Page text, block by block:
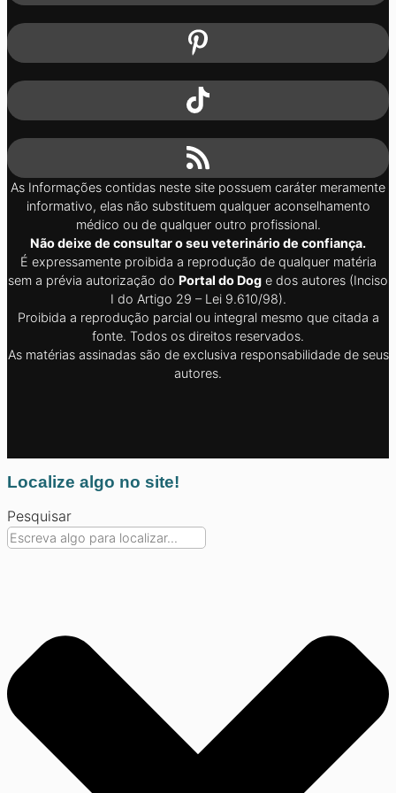
As Informações contidas neste site possuem caráter meramente
informativo, elas não substituem qualquer aconselhamento
médico ou de qualquer outro profissional.
Não deixe de consultar o seu veterinário de confiança.
É expressamente proibida a reprodução de qualquer matéria
sem a prévia autorização do Portal do Dog e dos autores (Inciso
I do Artigo 29 – Lei 9.610/98).
Proibida a reprodução parcial ou integral mesmo que citada a
fonte. Todos os direitos reservados.
As matérias assinadas são de exclusiva responsabilidade de seus
autores.
Localize algo no site!
Pesquisar